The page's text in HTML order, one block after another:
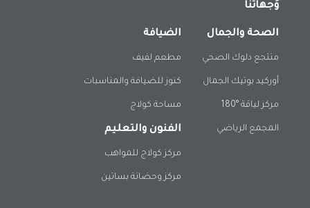
وُجهاتنا
الصحة والجمال
منتجع دلوك الصحي
أوركيد بوتيك الجمال
مركز لياقة °180
المجمع الرياضي
الضيافة
مطعم لفيف
كنوز للضيافة والمناسبات
مساحة كولاج
الفنون والتعليم
مركز كولاج للمواهب
مركز وحضانة بساتين